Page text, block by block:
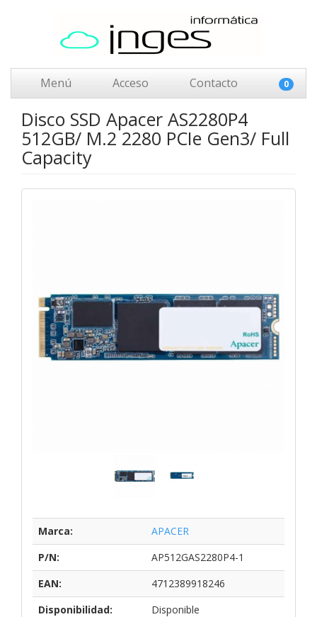
Menú Acceso Contacto 0
Disco SSD Apacer AS2280P4
512GB/ M.2 2280 PCIe Gen3/ Full
Capacity
Marca:
APACER
P/N:
AP512GAS2280P4-1
EAN:
4712389918246
Disponibilidad:
Disponible